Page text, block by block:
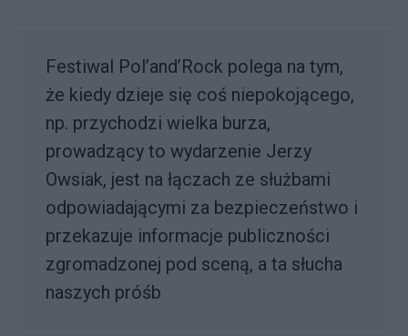
Festiwal Pol’and’Rock polega na tym,
że kiedy dzieje się coś niepokojącego,
np. przychodzi wielka burza,
prowadzący to wydarzenie Jerzy
Owsiak, jest na łączach ze służbami
odpowiadającymi za bezpieczeństwo i
przekazuje informacje publiczności
zgromadzonej pod sceną, a ta słucha
naszych próśb